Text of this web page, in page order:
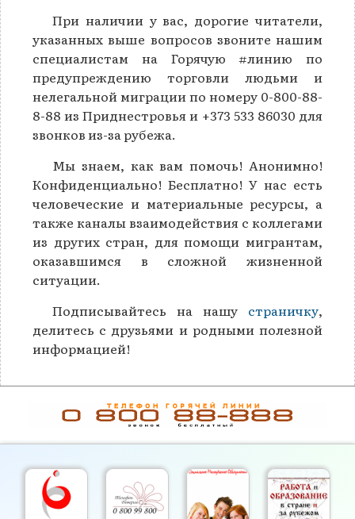
При наличии у вас, дорогие читатели,
указанных выше вопросов звоните нашим
специалистам на Горячую #линию по
предупреждению торговли людьми и
нелегальной миграции по номеру 0-800-88-
8-88 из Приднестровья и +373 533 86030 для
звонков из-за рубежа.
Мы знаем, как вам помочь! Анонимно!
Конфиденциально! Бесплатно! У нас есть
человеческие и материальные ресурсы, а
также каналы взаимодействия с коллегами
из других стран, для помощи мигрантам,
оказавшимся в сложной жизненной
ситуации.
Подписывайтесь на нашу страничку,
делитесь с друзьями и родными полезной
информацией!